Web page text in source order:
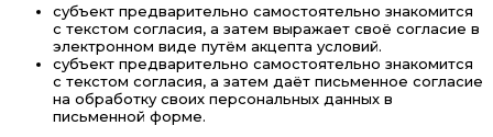
субъект предварительно самостоятельно знакомится
с текстом согласия, а затем выражает своё согласие в
электронном виде путём акцепта условий.
субъект предварительно самостоятельно знакомится
с текстом согласия, а затем даёт письменное согласие
на обработку своих персональных данных в
письменной форме.